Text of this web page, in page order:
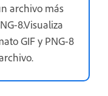
archivo más
8.Visualiza
GIF y PNG-8